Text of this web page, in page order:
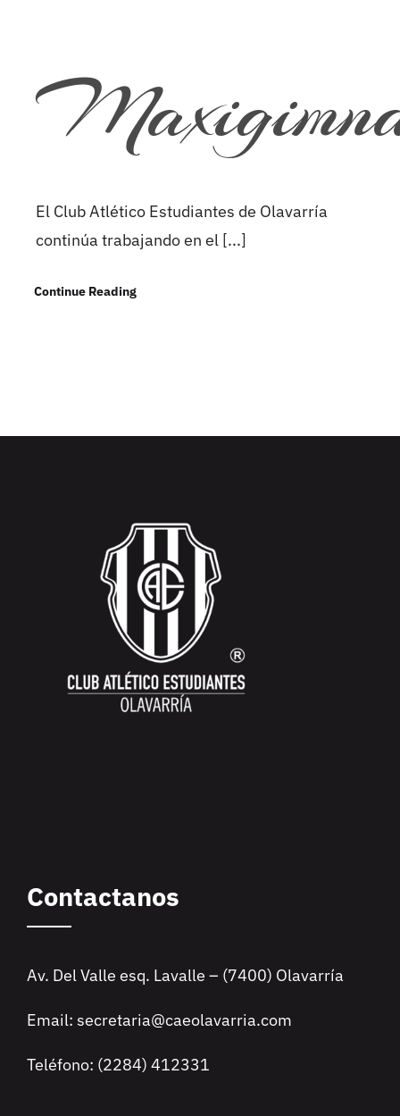
El Club Atlético Estudiantes de Olavarría
continúa trabajando en el [...]
Continue Reading
Contactanos
Av. Del Valle esq. Lavalle – (7400) Olavarría
Email: secretaria@caeolavarria.com
Teléfono: (2284) 412331